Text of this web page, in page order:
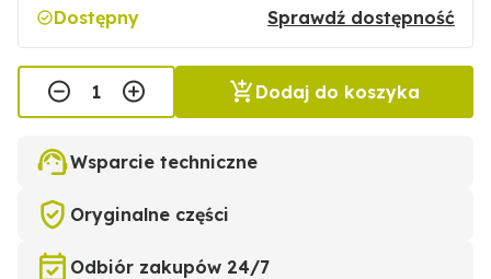
Dostępny Sprawdź dostępność
Dodaj do koszyka
Wsparcie techniczne
Oryginalne części
Odbiór zakupów 24/7